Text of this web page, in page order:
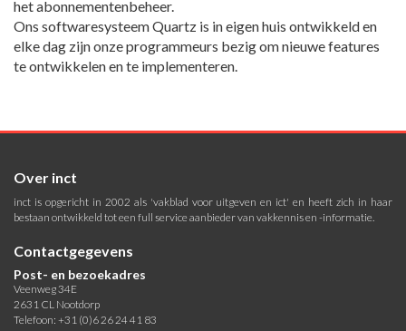
het abonnementenbeheer.
Ons softwaresysteem Quartz is in eigen huis ontwikkeld en
elke dag zijn onze programmeurs bezig om nieuwe features
te ontwikkelen en te implementeren.
Over inct
inct is opgericht in 2002 als 'vakblad voor uitgeven en ict' en heeft zich in haar
bestaan ontwikkeld tot een full service aanbieder van vakkennis en -informatie.
Contactgegevens
Post- en bezoekadres
Veenweg 34E
2631 CL Nootdorp
Telefoon: +31 (0)6 26 24 41 83